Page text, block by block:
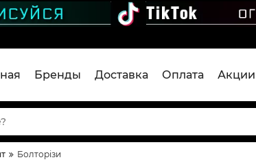
Бренды Доставка Оплата Акции
Болторізи